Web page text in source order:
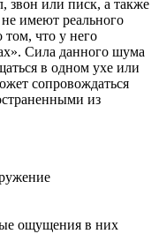
звон или писк, а также
имеют реального
том, что у него
Сила данного шума
в одном ухе или
сопровождаться
из
ощущения в них